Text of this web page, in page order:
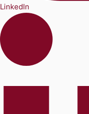
LinkedIn